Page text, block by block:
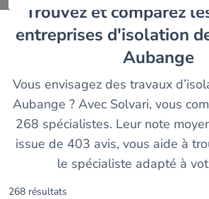
Trouvez et comparez les meilleurs
entreprises d'isolation
Aubange
Vous envisagez des travaux
Aubange ? Avec Solvari, vous
268 spécialistes. Leur note
issue de 403 avis, vous aide à
le spécialiste adapté à
268 résultats